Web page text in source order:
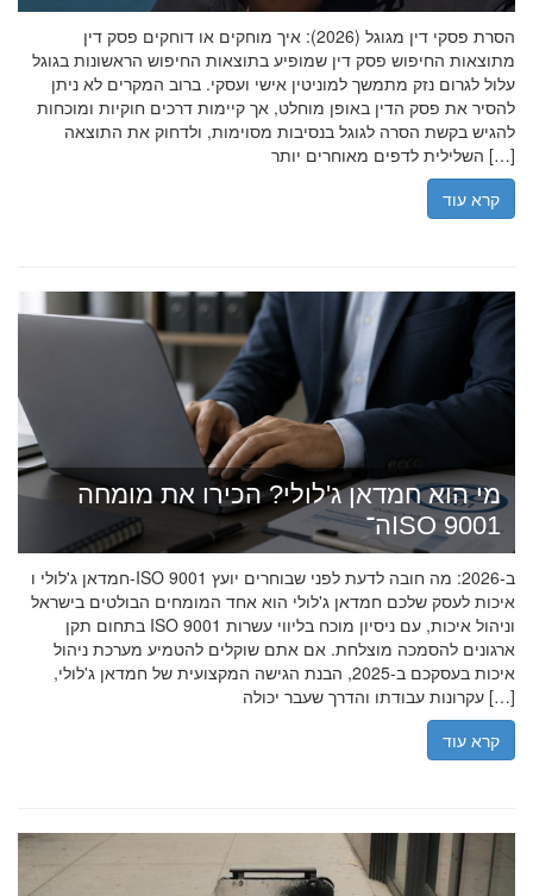
הסרת פסקי דין מגוגל (2026): איך מוחקים או דוחקים פסק דין
מתוצאות החיפוש פסק דין שמופיע בתוצאות החיפוש הראשונות בגוגל
עלול לגרום נזק מתמשך למוניטין אישי ועסקי. ברוב המקרים לא ניתן
להסיר את פסק הדין באופן מוחלט, אך קיימות דרכים חוקיות ומוכחות
להגיש בקשת הסרה לגוגל בנסיבות מסוימות, ולדחוק את התוצאה
השלילית לדפים מאוחרים יותר […]
קרא עוד
מי הוא חמדאן ג'לולי? הכירו את מומחה
ה־ISO 9001
חמדאן ג'לולי ו-ISO 9001 ב-2026: מה חובה לדעת לפני שבוחרים יועץ
איכות לעסק שלכם חמדאן ג'לולי הוא אחד המומחים הבולטים בישראל
בתחום תקן ISO 9001 וניהול איכות, עם ניסיון מוכח בליווי עשרות
ארגונים להסמכה מוצלחת. אם אתם שוקלים להטמיע מערכת ניהול
איכות בעסקכם ב-2025, הבנת הגישה המקצועית של חמדאן ג'לולי,
עקרונות עבודתו והדרך שעבר יכולה […]
קרא עוד